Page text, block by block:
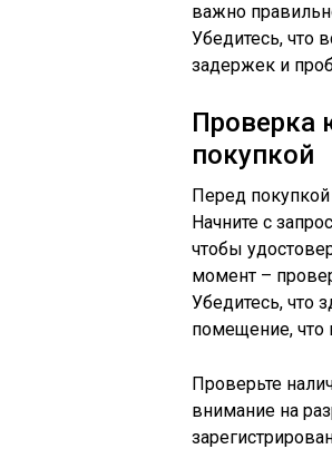
важно
Убедитесь, что
задержек и
Проверка
покупкой
Перед
Начните с
чтобы
момент –
Убедитесь, что
помещение, что
Проверьте
внимание на